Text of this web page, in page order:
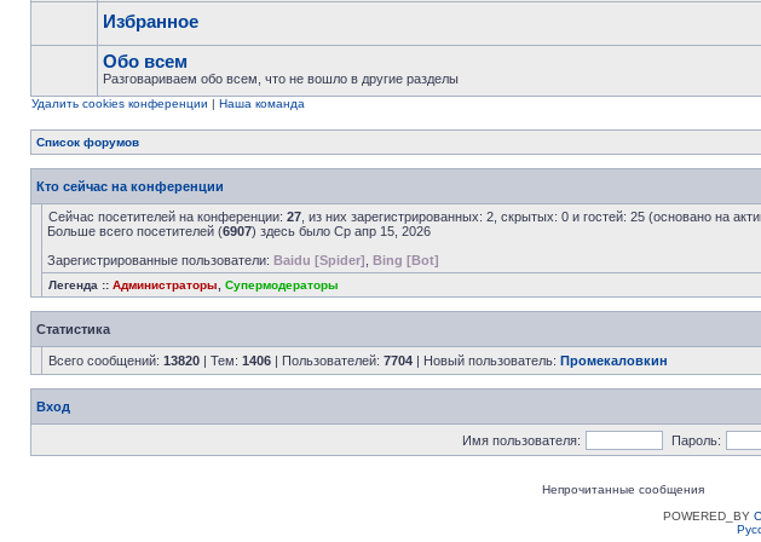
Избранное
Обо всем
Разговариваем обо всем, что не вошло в другие разделы
Удалить cookies конференции | Наша команда
Список форумов
Кто сейчас на конференции
Сейчас посетителей на конференции: 27 , из них зарегистрированных: 2, скрытых: 0 и гостей: 25 (основано на
Больше всего посетителей (6907) здесь было Ср апр 15, 2026
Зарегистрированные пользователи: Baidu [Spider] Bing [Bot]
Легенда :: Администраторы Супермодераторы
Статистика
Всего сообщений: 13820 | Тем: 1406 | Пользователей: 7704 | Новый пользователь: Промекаловкин
Вход
Имя пользователя: Пароль:
Непрочитанные сообщения
POWERED_BY